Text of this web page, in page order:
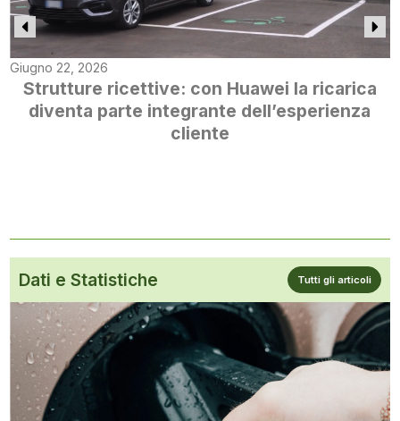
Giugno 22, 2026
Strutture ricettive: con Huawei la ricarica
diventa parte integrante dell’esperienza
cliente
Dati e Statistiche Tutti gli articoli